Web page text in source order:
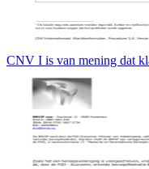
CNV I is van mening dat